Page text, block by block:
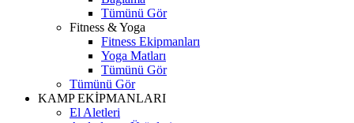
Tümünü Gör
Fitness & Yoga
Fitness Ekipmanları
Yoga Matları
Tümünü Gör
Tümünü Gör
KAMP EKİPMANLARI
El Aletleri